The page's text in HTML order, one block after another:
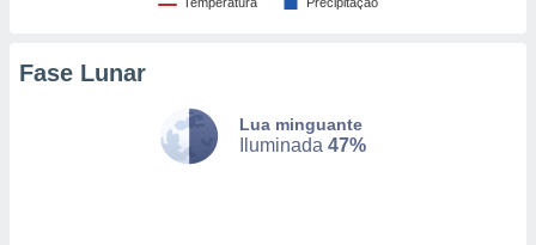
nós e
Fase Lunar
Lua minguante
Iluminada 47%